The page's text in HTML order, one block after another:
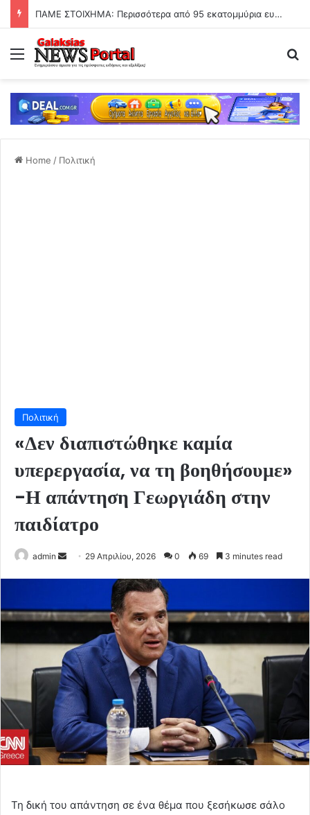
ΠΑΜΕ ΣΤΟΙΧΗΜΑ: Περισσότερα από 95 εκατομμύρια ευρώ σε κέρδη μοίρασε τον Ιούλιο
Menu
Home / Πολιτική
Πολιτική
«Δεν διαπιστώθηκε καμία
υπερεργασία, να τη βοηθήσουμε»
-Η απάντηση Γεωργιάδη στην
παιδίατρο
admin
Send 29 Απριλίου, 2026 0 69 3 minutes read
Τη δική του απάντηση σε ένα θέμα που ξεσήκωσε σάλο